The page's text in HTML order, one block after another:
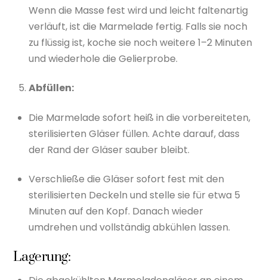
Wenn die Masse fest wird und leicht faltenartig
verläuft, ist die Marmelade fertig. Falls sie noch
zu flüssig ist, koche sie noch weitere 1–2 Minuten
und wiederhole die Gelierprobe.
Abfüllen:
Die Marmelade sofort heiß in die vorbereiteten,
sterilisierten Gläser füllen. Achte darauf, dass
der Rand der Gläser sauber bleibt.
Verschließe die Gläser sofort fest mit den
sterilisierten Deckeln und stelle sie für etwa 5
Minuten auf den Kopf. Danach wieder
umdrehen und vollständig abkühlen lassen.
Lagerung: